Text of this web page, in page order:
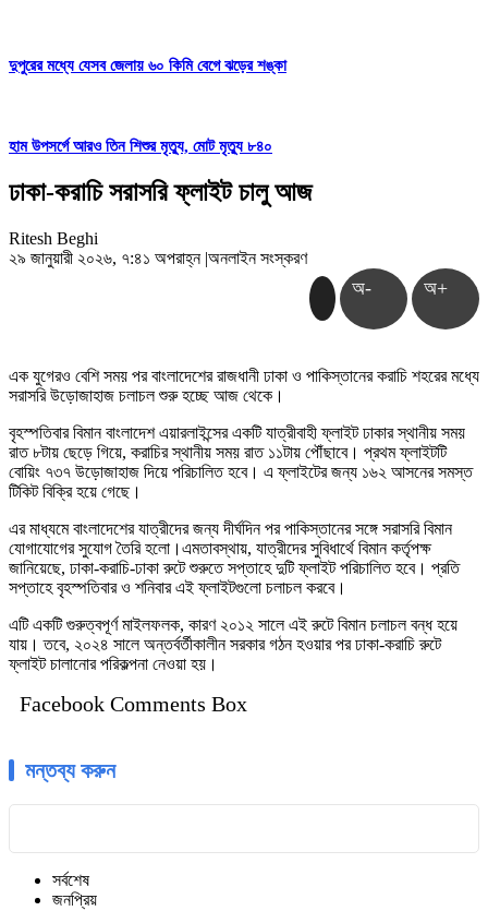
দুপুরের মধ্যে যেসব জেলায় ৬০ কিমি বেগে ঝড়ের শঙ্কা
হাম উপসর্গে আরও তিন শিশুর মৃত্যু, মোট মৃত্যু ৮৪০
ঢাকা-করাচি সরাসরি ফ্লাইট চালু আজ
Ritesh Beghi
২৯ জানুয়ারী ২০২৬, ৭:৪১ অপরাহ্ন |অনলাইন সংস্করণ
অ- অ+
এক যুগেরও বেশি সময় পর বাংলাদেশের রাজধানী ঢাকা ও পাকিস্তানের করাচি শহরের মধ্যে
সরাসরি উড়োজাহাজ চলাচল শুরু হচ্ছে আজ থেকে।
বৃহস্পতিবার বিমান বাংলাদেশ এয়ারলাইন্সের একটি যাত্রীবাহী ফ্লাইট ঢাকার স্থানীয় সময়
রাত ৮টায় ছেড়ে গিয়ে, করাচির স্থানীয় সময় রাত ১১টায় পৌঁছাবে। প্রথম ফ্লাইটটি
বোয়িং ৭৩৭ উড়োজাহাজ দিয়ে পরিচালিত হবে। এ ফ্লাইটের জন্য ১৬২ আসনের সমস্ত
টিকিট বিক্রি হয়ে গেছে।
এর মাধ্যমে বাংলাদেশের যাত্রীদের জন্য দীর্ঘদিন পর পাকিস্তানের সঙ্গে সরাসরি বিমান
যোগাযোগের সুযোগ তৈরি হলো।এমতাবস্থায়, যাত্রীদের সুবিধার্থে বিমান কর্তৃপক্ষ
জানিয়েছে, ঢাকা-করাচি-ঢাকা রুটে শুরুতে সপ্তাহে দুটি ফ্লাইট পরিচালিত হবে। প্রতি
সপ্তাহে বৃহস্পতিবার ও শনিবার এই ফ্লাইটগুলো চলাচল করবে।
এটি একটি গুরুত্বপূর্ণ মাইলফলক, কারণ ২০১২ সালে এই রুটে বিমান চলাচল বন্ধ হয়ে
যায়। তবে, ২০২৪ সালে অন্তর্বর্তীকালীন সরকার গঠন হওয়ার পর ঢাকা-করাচি রুটে
ফ্লাইট চালানোর পরিকল্পনা নেওয়া হয়।
Facebook Comments Box
মন্তব্য করুন
সর্বশেষ
জনপ্রিয়